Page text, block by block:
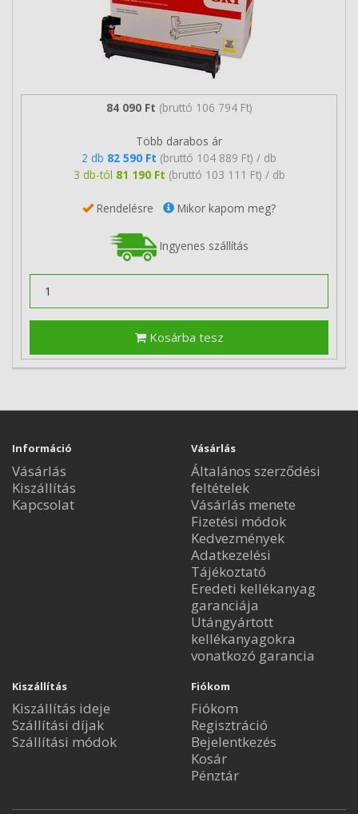
84 090 Ft (bruttó 106 794 Ft)
Több darabos ár
2 db 82 590 Ft (bruttó 104 889 Ft) / db
3 db-tól 81 190 Ft (bruttó 103 111 Ft) / db
Rendelésre Mikor kapom meg?
Ingyenes szállítás
Kosárba tesz
Információ
Vásárlás
Kiszállítás
Kapcsolat
Vásárlás
Általános szerződési
feltételek
Vásárlás menete
Fizetési módok
Kedvezmények
Adatkezelési
Tájékoztató
Eredeti kellékanyag
garanciája
Utángyártott
kellékanyagokra
vonatkozó garancia
Kiszállítás
Kiszállítás ideje
Szállítási díjak
Szállítási módok
Fiókom
Fiókom
Regisztráció
Bejelentkezés
Kosár
Pénztár